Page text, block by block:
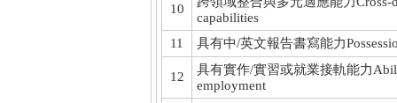
10
capabilities
11
具有中/英文報告書寫能力
12
具有實作/實習或就業接軌能力
employment